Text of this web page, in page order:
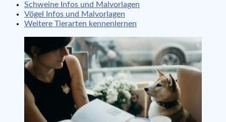
Schweine Infos und Malvorlagen
Vögel Infos und Malvorlagen
Weitere Tierarten kennenlernen